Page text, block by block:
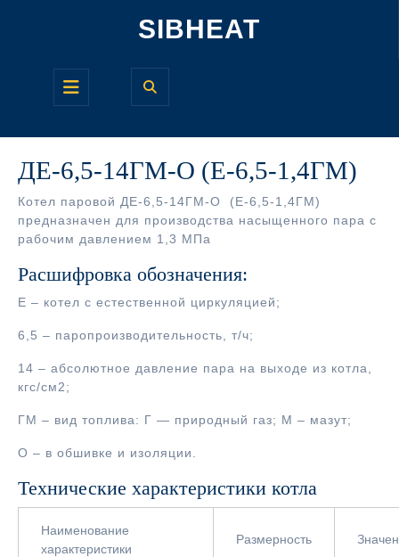
SIBHEAT
Кнопка
ДЕ-6,5-14ГМ-О (Е-6,5-1,4ГМ)
Котел паровой ДЕ-6,5-14ГМ-О (Е-6,5-1,4ГМ)
предназначен для производства насыщенного пара с
рабочим давлением 1,3 МПа
Расшифровка обозначения:
Е – котел с естественной циркуляцией;
6,5 – паропроизводительность, т/ч;
14 – абсолютное давление пара на выходе из котла,
кгс/см2;
ГМ – вид топлива: Г — природный газ; М – мазут;
О – в обшивке и изоляции.
Технические характеристики котла
Наименование
характеристики
Размерность